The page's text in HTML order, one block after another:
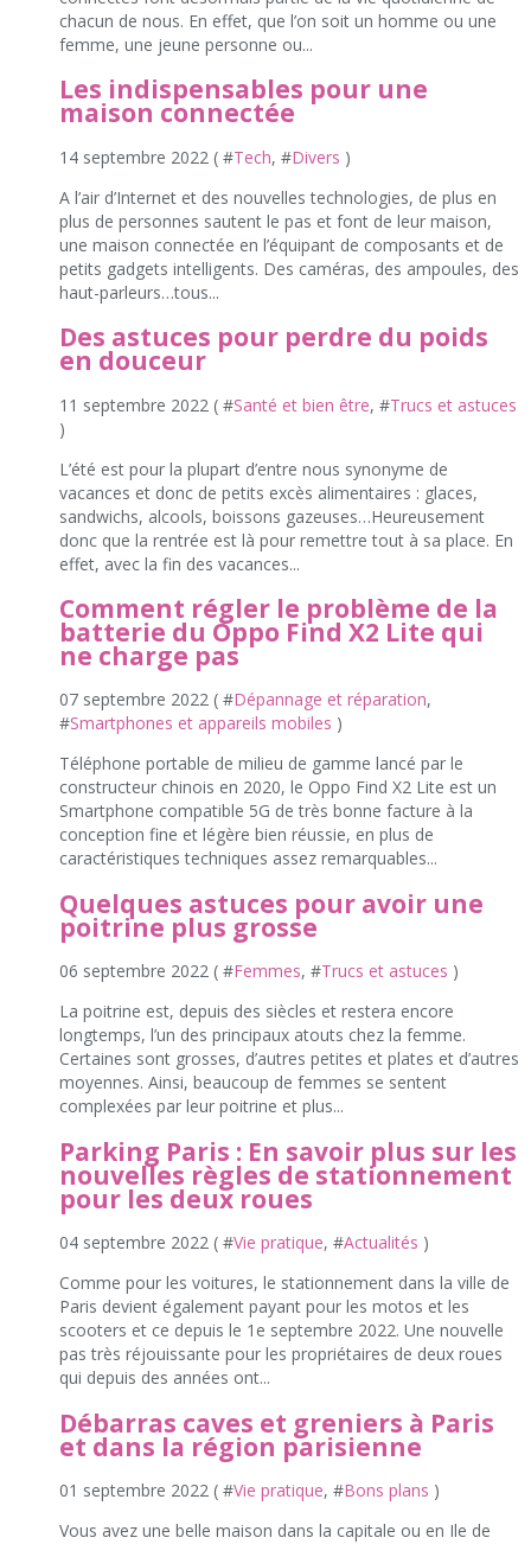
chacun de nous. En effet, que l’on soit un homme ou une
femme, une jeune personne ou...
Les indispensables pour une
maison connectée
14 septembre 2022 ( #Tech, #Divers )
A l’air d’Internet et des nouvelles technologies, de plus en
plus de personnes sautent le pas et font de leur maison,
une maison connectée en l’équipant de composants et de
petits gadgets intelligents. Des caméras, des ampoules, des
haut-parleurs…tous...
Des astuces pour perdre du poids
en douceur
11 septembre 2022 ( #Santé et bien être, #Trucs et astuces
)
L’été est pour la plupart d’entre nous synonyme de
vacances et donc de petits excès alimentaires : glaces,
sandwichs, alcools, boissons gazeuses…Heureusement
donc que la rentrée est là pour remettre tout à sa place. En
effet, avec la fin des vacances...
Comment régler le problème de la
batterie du Oppo Find X2 Lite qui
ne charge pas
07 septembre 2022 ( #Dépannage et réparation,
#Smartphones et appareils mobiles )
Téléphone portable de milieu de gamme lancé par le
constructeur chinois en 2020, le Oppo Find X2 Lite est un
Smartphone compatible 5G de très bonne facture à la
conception fine et légère bien réussie, en plus de
caractéristiques techniques assez remarquables...
Quelques astuces pour avoir une
poitrine plus grosse
06 septembre 2022 ( #Femmes, #Trucs et astuces )
La poitrine est, depuis des siècles et restera encore
longtemps, l’un des principaux atouts chez la femme.
Certaines sont grosses, d’autres petites et plates et d’autres
moyennes. Ainsi, beaucoup de femmes se sentent
complexées par leur poitrine et plus...
Parking Paris : En savoir plus sur les
nouvelles règles de stationnement
pour les deux roues
04 septembre 2022 ( #Vie pratique, #Actualités )
Comme pour les voitures, le stationnement dans la ville de
Paris devient également payant pour les motos et les
scooters et ce depuis le 1e septembre 2022. Une nouvelle
pas très réjouissante pour les propriétaires de deux roues
qui depuis des années ont...
Débarras caves et greniers à Paris
et dans la région parisienne
01 septembre 2022 ( #Vie pratique, #Bons plans )
Vous avez une belle maison dans la capitale ou en Ile de